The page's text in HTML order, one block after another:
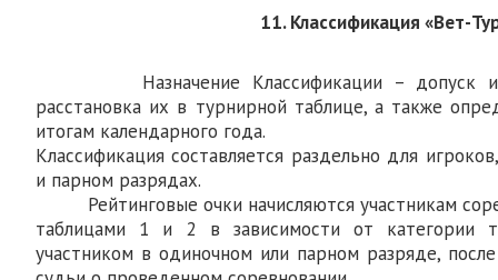
11. Классификация «Вет-
Назначение Классификации – допуск
расстановка их в турнирной таблице, а также
итогам календарного года.
Классификация составляется раздельно для
и парном разрядах.
Рейтинговые очки начисляются участникам
таблицами 1 и 2 в зависимости от категории
участником в одиночном или парном разряде, после